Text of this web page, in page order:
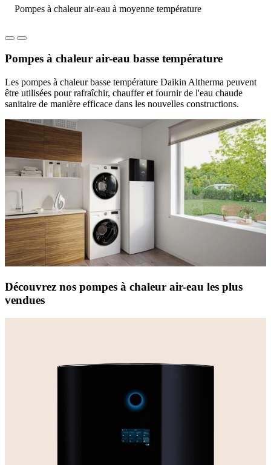
Pompes à chaleur air-eau à moyenne température
Pompes à chaleur air-eau basse température
Les pompes à chaleur basse température Daikin Altherma peuvent
être utilisées pour rafraîchir, chauffer et fournir de l'eau chaude
sanitaire de manière efficace dans les nouvelles constructions.
Découvrez nos pompes à chaleur air-eau les plus
vendues